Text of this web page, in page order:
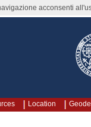
Location
acconsenti